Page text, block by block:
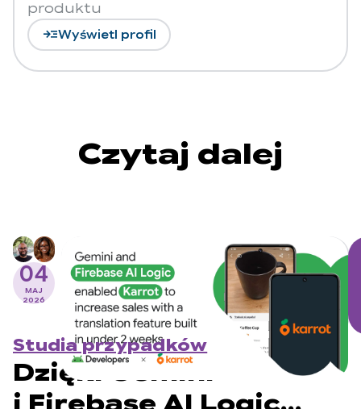
produktu
read_moreWyświetl profil
Czytaj dalej
04
MAJ
2026
Studia przypadków
Dzięki Gemini